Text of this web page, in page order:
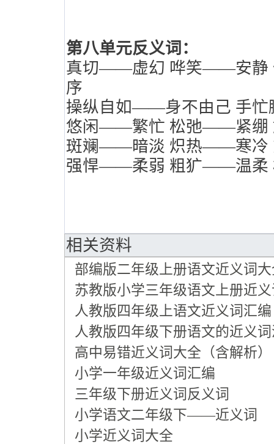
第八单元反义词：
真切——虚幻 哗笑——安静
序
操纵自如——身不由己 手
悠闲——繁忙 松弛——紧绷
斑斓——暗淡 炽热——寒冷
强悍——柔弱 粗犷——温柔
相关资料
部编版二年级上册语文近义词
苏教版小学三年级语文上册近
人教版四年级上语文近义词汇编
人教版四年级下册语文的近义
高中易错近义词大全（含解析）
小学一年级近义词汇编
三年级下册近义词反义词
小学语文二年级下——近义词
小学近义词大全